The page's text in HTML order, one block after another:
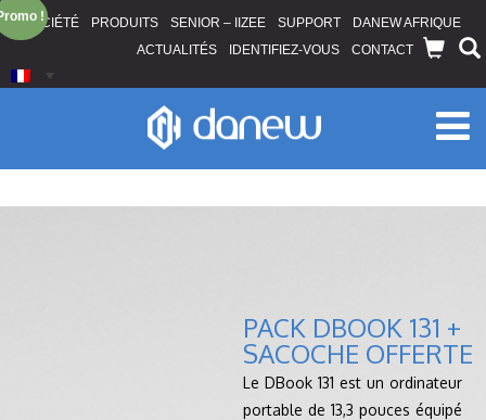
LA SOCIÉTÉ PRODUITS SENIOR – IIZEE SUPPORT
DANEW AFRIQUE
ACTUALITÉS
IDENTIFIEZ-VOUS CONTACT
PACK DBOOK 131 +
SACOCHE OFFERTE
Le DBook 131 est un ordinateur
portable de 13,3 pouces équipé
!